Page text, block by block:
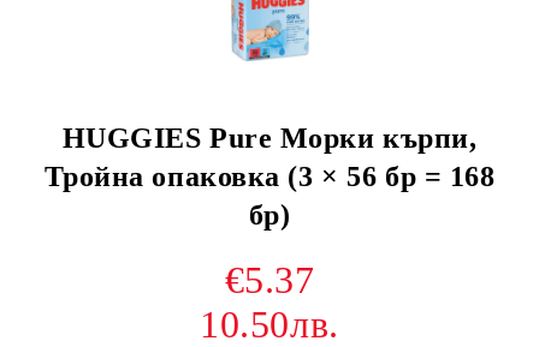
HUGGIES Pure Морки кърпи,
Тройна опаковка (3 × 56 бр = 168
бр)
€5.37
10.50лв.